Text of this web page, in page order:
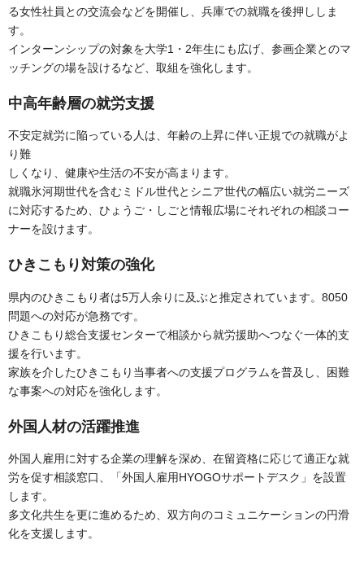
る女性社員との交流会などを開催し、兵庫での就職を後押ししま
す。
インターンシップの対象を大学1・2年生にも広げ、参画企業とのマ
ッチングの場を設けるなど、取組を強化します。
中高年齢層の就労支援
不安定就労に陥っている人は、年齢の上昇に伴い正規での就職がよ
り難
しくなり、健康や生活の不安が高まります。
就職氷河期世代を含むミドル世代とシニア世代の幅広い就労ニーズ
に対応するため、ひょうご・しごと情報広場にそれぞれの相談コー
ナーを設けます。
ひきこもり対策の強化
県内のひきこもり者は5万人余りに及ぶと推定されています。8050
問題への対応が急務です。
ひきこもり総合支援センターで相談から就労援助へつなぐ一体的支
援を行います。
家族を介したひきこもり当事者への支援プログラムを普及し、困難
な事案への対応を強化します。
外国人材の活躍推進
外国人雇用に対する企業の理解を深め、在留資格に応じて適正な就
労を促す相談窓口、「外国人雇用HYOGOサポートデスク」を設置
します。
多文化共生を更に進めるため、双方向のコミュニケーションの円滑
化を支援します。